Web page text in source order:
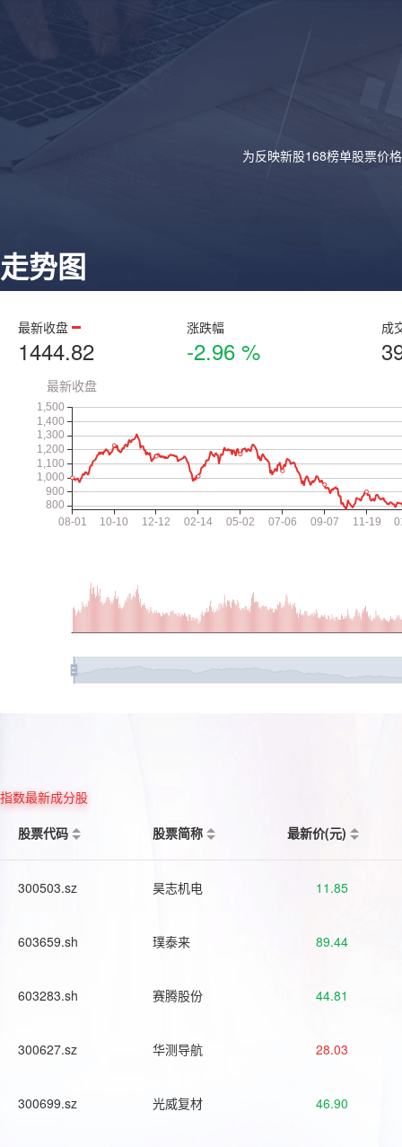
为反映新股168榜单股票价
走势图
最新收盘
1444.82
涨跌幅
-2.96 %
成
指数最新成分股
股票代码
股票简称 最新价(元)
300503.sz 昊志机电 11.85
603659.sh 璞泰来 89.44
603283.sh 赛腾股份 44.81
300627.sz 华测导航 28.03
300699.sz 光威复材 46.90